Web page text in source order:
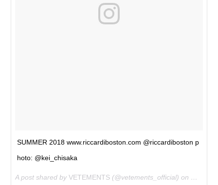
SUMMER 2018 www.riccardiboston.com @riccardiboston p
hoto: @kei_chisaka
A post shared byVETEMENTS (@vetements_official) on May 9,